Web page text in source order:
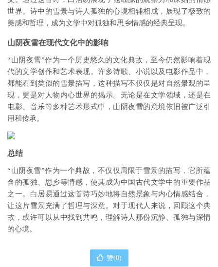
世界。诗中的雪景与诗人孤独的心境相辅相成，展现了极致的
美感和哲理，成为文学中对孤独和思乡情感的经典呈现。
山阴夜雪在现代文化中的影响
“山阴夜雪”作为一个历史悠久的文化典故，至今仍然影响着现
代的文学创作和艺术表现。许多诗歌、小说以及电影作品中，
都能看到类似的雪景描写，这种描写不仅仅是对自然景观的呈
现，更是对人物内心世界的揭示。无论是在文学领域，还是在
电影、音乐等多种艺术形式中，山阴夜雪的意境依旧被广泛引
用和传承。
总结
“山阴夜雪”作为一个典故，不仅仅局限于雪景的描写，它所蕴
含的孤独、思乡等情感，使其成为中国古代文学中的重要作品
之一。白居易通过这首诗巧妙地将自然景象与内心情感结合，
让这片雪景充满了哲理与深意。对于现代人来说，回顾这个典
故，或许可以从中找到共鸣，理解诗人那份沉静、孤独与深情
的心境。
赞(0)